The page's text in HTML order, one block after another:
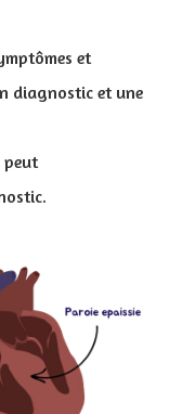
et
diagnostic et une
peut